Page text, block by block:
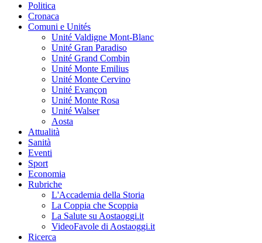
Politica
Cronaca
Comuni e Unités
Unité Valdigne Mont-Blanc
Unité Gran Paradiso
Unité Grand Combin
Unité Monte Emilius
Unité Monte Cervino
Unité Evançon
Unité Monte Rosa
Unité Walser
Aosta
Attualità
Sanità
Eventi
Sport
Economia
Rubriche
L'Accademia della Storia
La Coppia che Scoppia
La Salute su Aostaoggi.it
VideoFavole di Aostaoggi.it
Ricerca